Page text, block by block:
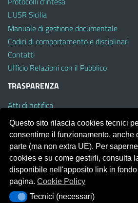
L’USR Sicilia
Manuale di gestione documentale
Codici di comportamento e disciplinari
Contatti
Ufficio Relazioni con il Pubblico
TRASPARENZA
Atti di notifica
Albo on line
Amministrazione Trasparente
Obiettivi di Accessibilità
Portale realizzato con la piattaforma
Template Italia configurato sul tema
Questo sito rilascia cookies tecnici
consentirne il funzionamento, anche
parte (ma non extra UE). Per
cookies e su come gestirli, consulta
disponibile nell'apposito link in
pagina.Cookie Policy
Tecnici (necessari)
Tecnici (necessari)